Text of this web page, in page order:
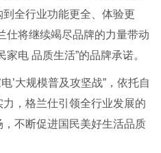
全行业功能更全、体验更
仕将继续竭尽品牌的力量带动
电 品质生活”的品牌承诺。
’大规模普及攻坚战”，依托自
，格兰仕引领全行业发展的
不断促进国民美好生活品质